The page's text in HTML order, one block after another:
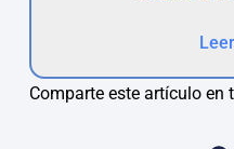
Comparte este artículo en